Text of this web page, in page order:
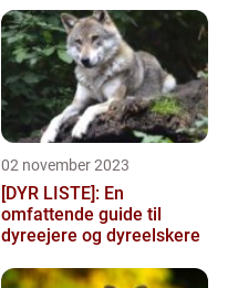
02 november 2023
[DYR LISTE]: En
omfattende guide til
dyreejere og dyreelskere